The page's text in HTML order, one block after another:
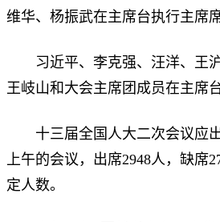
维华、杨振武在主席台执行主席席
习近平、李克强、汪洋、王沪
王岐山和大会主席团成员在主席
十三届全国人大二次会议应出
上午的会议，出席2948人，缺席
定人数。